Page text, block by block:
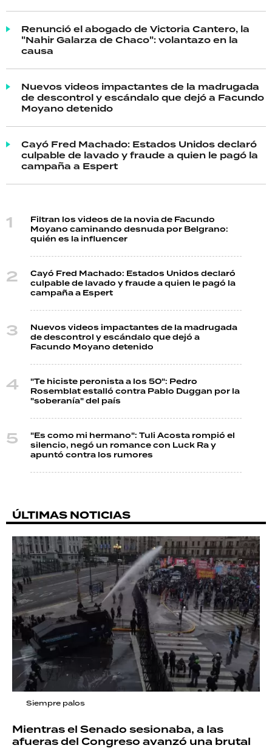
Renunció el abogado de Victoria Cantero, la
"Nahir Galarza de Chaco": volantazo en la
causa
Nuevos videos impactantes de la madrugada
de descontrol y escándalo que dejó a Facundo
Moyano detenido
Cayó Fred Machado: Estados Unidos declaró
culpable de lavado y fraude a quien le pagó la
campaña a Espert
Filtran los videos de la novia de Facundo
Moyano caminando desnuda por Belgrano:
quién es la influencer
Cayó Fred Machado: Estados Unidos declaró
culpable de lavado y fraude a quien le pagó la
campaña a Espert
Nuevos videos impactantes de la madrugada
de descontrol y escándalo que dejó a
Facundo Moyano detenido
"Te hiciste peronista a los 50": Pedro
Rosemblat estalló contra Pablo Duggan por la
"soberanía" del país
"Es como mi hermano": Tuli Acosta rompió el
silencio, negó un romance con Luck Ra y
apuntó contra los rumores
ÚLTIMAS NOTICIAS
Siempre palos
Mientras el Senado sesionaba, a las
afueras del Congreso avanzó una brutal